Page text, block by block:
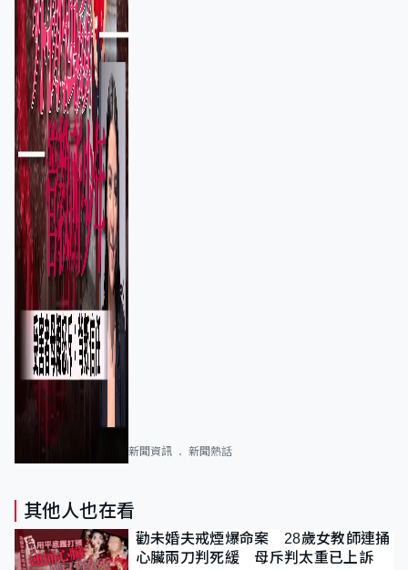
新聞資訊 新聞熱話
其他人也在看
勸未婚夫戒煙爆命案 28歲女教師連捅
心臟兩刀判死緩 母斥判太重已上訴